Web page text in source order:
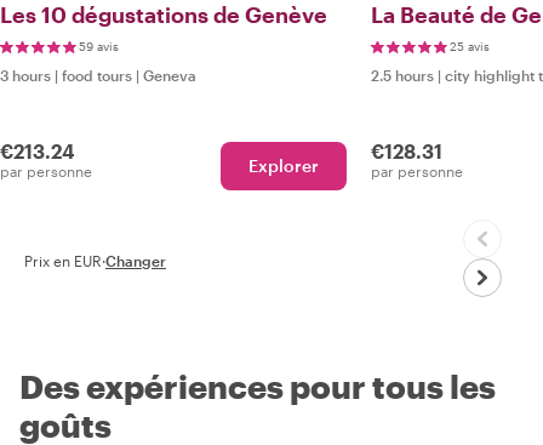
Les 10 dégustations de Genève
59 avis
3 hours | food tours | Geneva
€213.24
par personne Explorer
La Beauté de
25 avis
2.5 hours | city highlight
€128.31
par personne
Prix en EUR·Changer
Des expériences pour tous les
goûts